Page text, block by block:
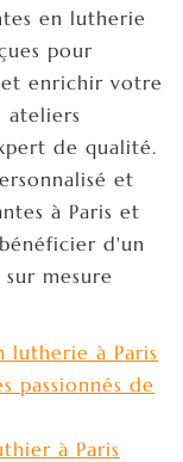
en lutherie
pour
enrichir votre
ateliers
de qualité.
et
à Paris et
d'un
mesure
lutherie à Paris
passionnés de
à Paris